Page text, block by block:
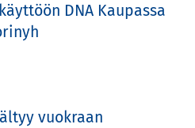
DNA Kaupassa
vuokraan